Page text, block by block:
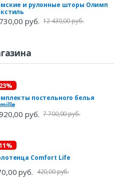
и рулонные шторы Олимп
руб. 12 430,00 руб.
постельного белья
руб. 7 700,00 руб.
Comfort Life
руб. 420,00 руб.